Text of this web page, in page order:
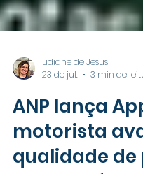
23 de jul.
3 min de
ANP lança
motorista